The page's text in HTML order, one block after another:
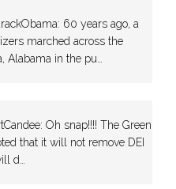
60 years ago, a
marched across the
Alabama in the pu…
Oh snap!!!! The Green
that it will not remove DEI
d…